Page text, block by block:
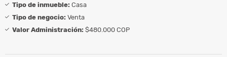
Tipo de inmueble: Casa
Tipo de negocio: Venta
Valor Administración: $480.000 COP